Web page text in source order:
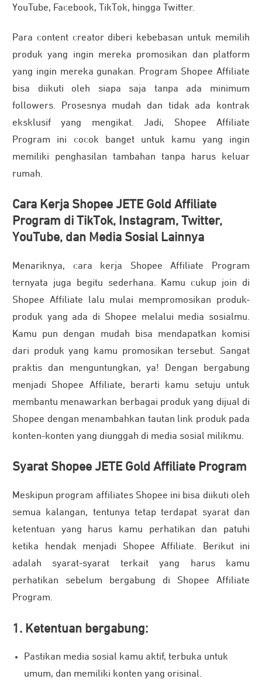
YouTube, Facebook, TikTok, hingga Twitter.
Para content creator diberi kebebasan untuk memilih
produk yang ingin mereka promosikan dan platform
yang ingin mereka gunakan. Program Shopee Affiliate
bisa diikuti oleh siapa saja tanpa ada minimum
followers. Prosesnya mudah dan tidak ada kontrak
eksklusif yang mengikat. Jadi, Shopee Affiliate
Program ini cocok banget untuk kamu yang ingin
memiliki penghasilan tambahan tanpa harus keluar
rumah.
Cara Kerja Shopee JETE Gold Affiliate
Program di TikTok, Instagram, Twitter,
YouTube, dan Media Sosial Lainnya
Menariknya, cara kerja Shopee Affiliate Program
ternyata juga begitu sederhana. Kamu cukup join di
Shopee Affiliate lalu mulai mempromosikan produk-
produk yang ada di Shopee melalui media sosialmu.
Kamu pun dengan mudah bisa mendapatkan komisi
dari produk yang kamu promosikan tersebut. Sangat
praktis dan menguntungkan, ya! Dengan bergabung
menjadi Shopee Affiliate, berarti kamu setuju untuk
membantu menawarkan berbagai produk yang dijual di
Shopee dengan menambahkan tautan link produk pada
konten-konten yang diunggah di media sosial milikmu.
Syarat Shopee JETE Gold Affiliate Program
Meskipun program affiliates Shopee ini bisa diikuti oleh
semua kalangan, tentunya tetap terdapat syarat dan
ketentuan yang harus kamu perhatikan dan patuhi
ketika hendak menjadi Shopee Affiliate. Berikut ini
adalah syarat-syarat terkait yang harus kamu
perhatikan sebelum bergabung di Shopee Affiliate
Program.
1. Ketentuan bergabung:
Pastikan media sosial kamu aktif, terbuka untuk
umum, dan memiliki konten yang orisinal.